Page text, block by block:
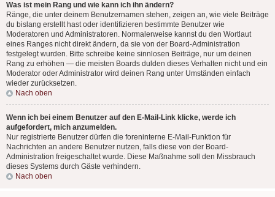
Was ist mein Rang und wie kann ich ihn ändern?
Ränge, die unter deinem Benutzernamen stehen, zeigen an, wie viele Beiträge
du bislang erstellt hast oder identifizieren bestimmte Benutzer wie
Moderatoren und Administratoren. Normalerweise kannst du den Wortlaut
eines Ranges nicht direkt ändern, da sie von der Board-Administration
festgelegt wurden. Bitte schreibe keine sinnlosen Beiträge, nur um deinen
Rang zu erhöhen — die meisten Boards dulden dieses Verhalten nicht und ein
Moderator oder Administrator wird deinen Rang unter Umständen einfach
wieder zurücksetzen.
Nach oben
Wenn ich bei einem Benutzer auf den E-Mail-Link klicke, werde ich
aufgefordert, mich anzumelden.
Nur registrierte Benutzer dürfen die foreninterne E-Mail-Funktion für
Nachrichten an andere Benutzer nutzen, falls diese von der Board-
Administration freigeschaltet wurde. Diese Maßnahme soll den Missbrauch
dieses Systems durch Gäste verhindern.
Nach oben